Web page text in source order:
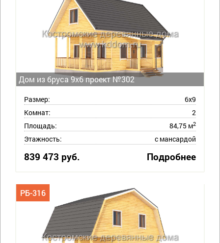
Дом из бруса 9х6 проект №302
Размер:
6х9
Комнат:
2
Площадь:
84,75 м2
Этажность: с мансардой
839 473 руб. Подробнее
РБ-316